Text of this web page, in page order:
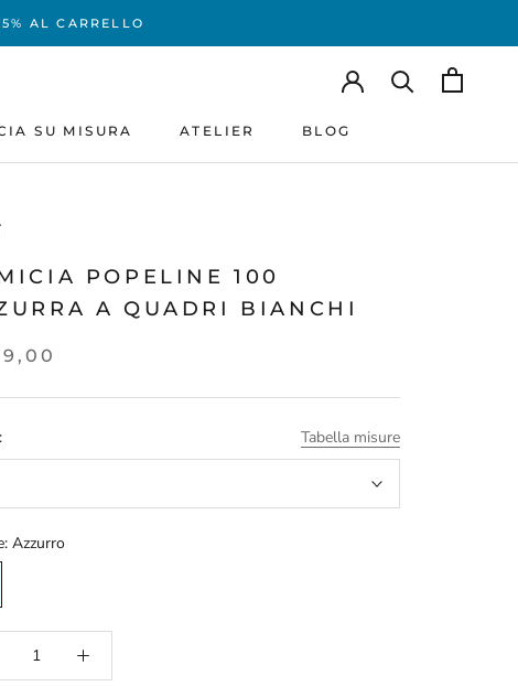
AL CARRELLO
SU MISURA
ATELIER
BLOG
POPELINE 100
A QUADRI BIANCHI
Tabella misure
Azzurro